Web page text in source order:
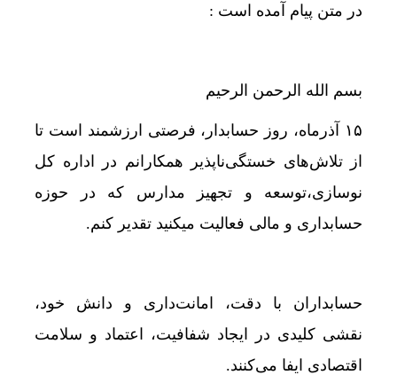
در متن پیام آمده است :
بسم الله الرحمن الرحیم
۱۵ آذرماه، روز حسابدار، فرصتی ارزشمند است تا
از تلاش‌های خستگی‌ناپذیر همکارانم در اداره کل
نوسازی،توسعه و تجهیز مدارس که در حوزه
حسابداری و مالی فعالیت میکنید تقدیر کنم.
حسابداران با دقت، امانت‌داری و دانش خود،
نقشی کلیدی در ایجاد شفافیت، اعتماد و سلامت
اقتصادی ایفا می‌کنند.